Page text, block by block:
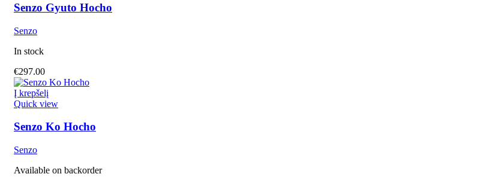
Senzo Gyuto Hocho
Senzo
In stock
€297.00
Į krepšelį
Quick view
Senzo Ko Hocho
Senzo
Available on backorder